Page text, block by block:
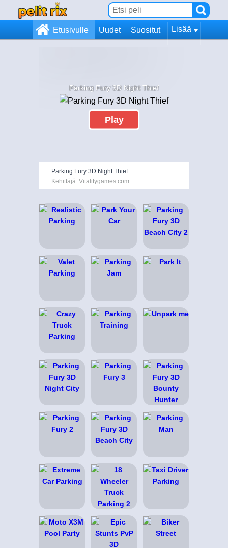
Etusivulle Uudet Suositut Lisää
Parking Fury 3D Night Thief
Play
Parking Fury 3D Night Thief
Kehittäjä: Vitalitygames.com